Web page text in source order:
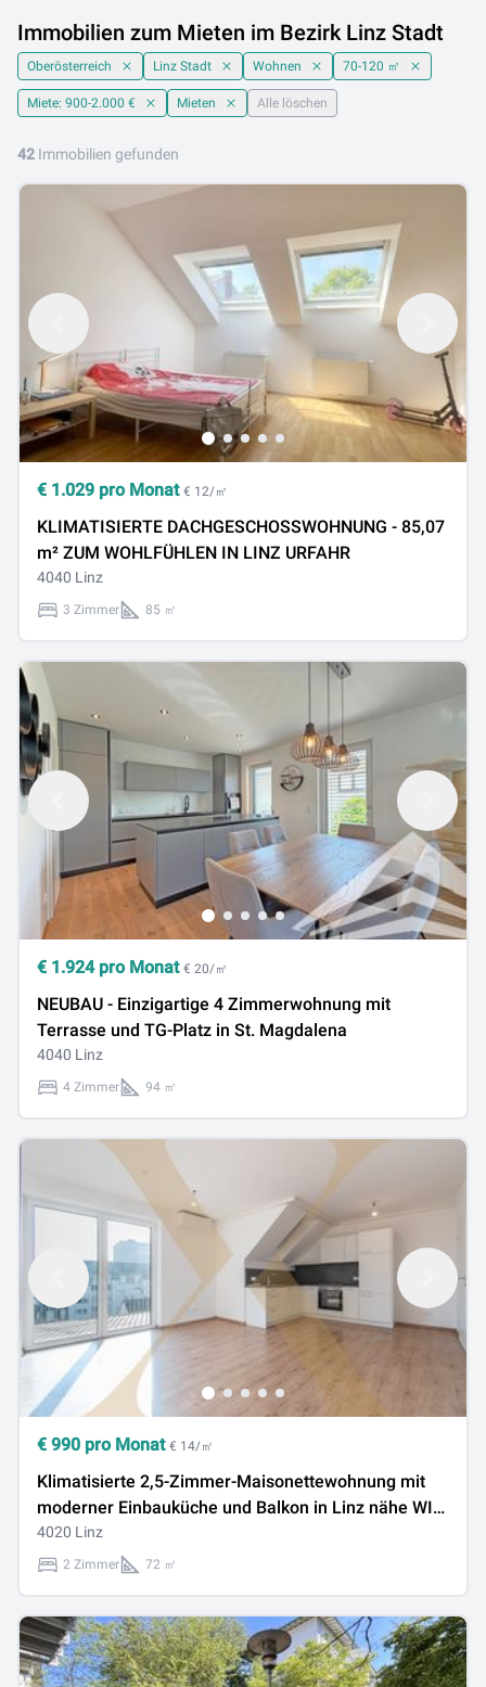
Immobilien zum Mieten im Bezirk Linz Stadt
Oberösterreich Linz Stadt Wohnen 70-120 ㎡
Miete: 900-2.000 € Mieten Alle löschen
42 Immobilien gefunden
€ 1.029 pro Monat € 12/㎡
KLIMATISIERTE DACHGESCHOSSWOHNUNG - 85,07
m² ZUM WOHLFÜHLEN IN LINZ URFAHR
4040 Linz
3 Zimmer 85 ㎡
€ 1.924pro Monat € 20/㎡
NEUBAU - Einzigartige 4 Zimmerwohnung mit
Terrasse und TG-Platz in St. Magdalena
4040 Linz
4 Zimmer 94 ㎡
€ 990 pro Monat € 14/㎡
Klimatisierte 2,5-Zimmer-Maisonettewohnung mit
moderner Einbauküche und Balkon in Linz nähe WIFI
zu vermieten!
4020 Linz
2 Zimmer 72 ㎡